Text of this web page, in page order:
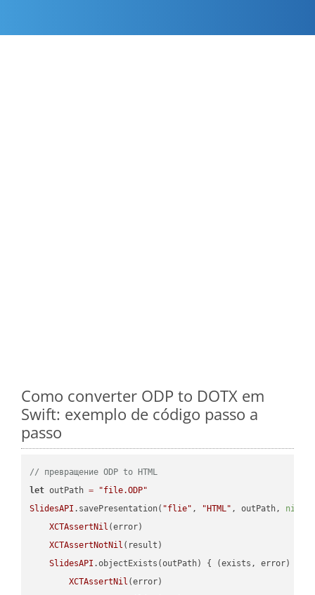
Como converter ODP to DOTX em
Swift: exemplo de código passo a
passo
// превращение ODP to HTML
let outPath =
"file.ODP"
SlidesAPI .savePresentation( "flie" , "HTML" , outPath, nil
XCTAssertNil (error)
XCTAssertNotNil (result)
SlidesAPI .objectExists(outPath) { (exists, error) ->
XCTAssertNil (error)